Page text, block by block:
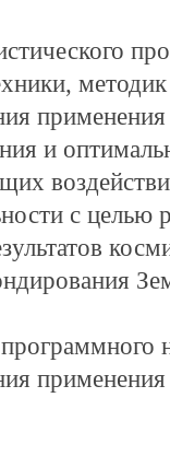
и
с целью